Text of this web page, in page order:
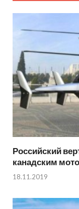
Российский
канадским
18.11.2019